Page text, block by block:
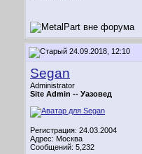
24.09.2018, 12:10
Segan
Administrator
Site Admin -- Уазовед
Регистрация: 24.03.2004
Адрес: Москва
Сообщений: 5,232